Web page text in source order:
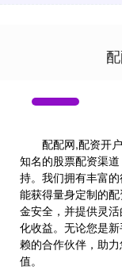
配配网,配资开
知名的股票配资渠
持。我们拥有丰富
能获得量身定制的
金安全，并提供灵
化收益。无论您是
赖的合作伙伴，助
值。